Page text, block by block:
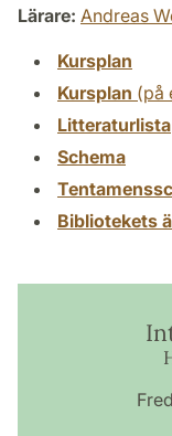
Lärare: Andreas
Kursplan
Kursplan (på
Litteraturlista
Schema
Bibliotekets